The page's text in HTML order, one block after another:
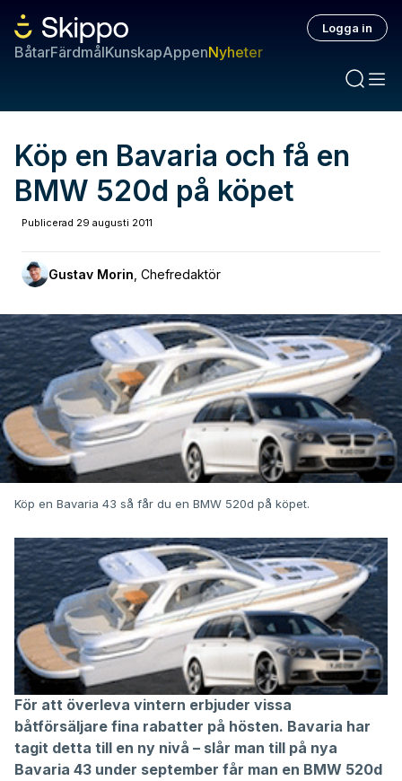
BåtarFärdmålKunskapAppenNyheter
Logga in
Köp en Bavaria och få en
BMW 520d på köpet
Publicerad 29 augusti 2011
Gustav Morin Chefredaktör
Köp en Bavaria 43 så får du en BMW 520d på köpet.
För att överleva vintern erbjuder vissa
båtförsäljare fina rabatter på hösten. Bavaria har
tagit detta till en ny nivå – slår man till på nya
Bavaria 43 under september får man en BMW 520d